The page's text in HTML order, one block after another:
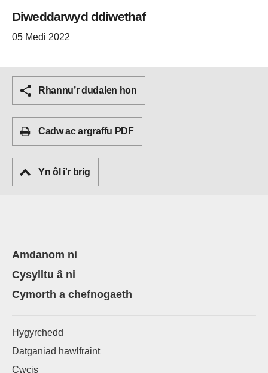
Diweddarwyd ddiwethaf
05 Medi 2022
Rhannu’r dudalen hon
Cadw ac argraffu PDF
Yn ôl i'r brig
Amdanom ni
Cysylltu â ni
Cymorth a chefnogaeth
Hygyrchedd
Datganiad hawlfraint
Cwcis